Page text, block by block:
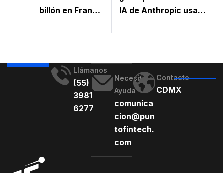
billón en Francia
bancaria
IA de Anthropic usa
Llámanos
(55)
3981
6277
Necesito
Ayuda
comunica
cion@pun
tofintech.
com
Contacto
CDMX